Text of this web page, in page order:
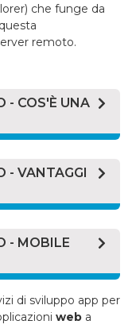
che funge da
remoto.
- COS'È UNA
dal
App Store,
essere a
computer
più
il cliente
- VANTAGGI
ha
lavoro
comporta una
- MOBILE
è
mobile app?
di sviluppo app per
web a